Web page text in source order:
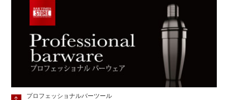
プロフェッショナルバーツール